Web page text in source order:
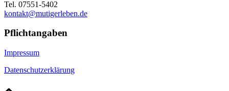
Tel. 07551-5402
kontakt@mutigerleben.de
Pflichtangaben
Impressum
Datenschutzerklärung